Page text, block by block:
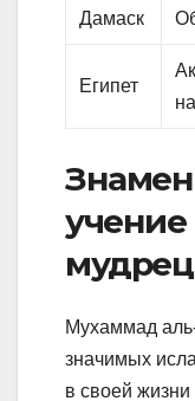
Дамаск
Египет
учение
Мухаммад
значимых
в своей